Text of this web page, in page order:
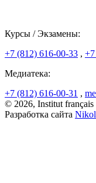
Курсы / Экзамены:
+7 (812) 616-00-33 ,
Медиатека:
+7 (812) 616-00-31 ,
© 2026, Institut français
Разработка сайта